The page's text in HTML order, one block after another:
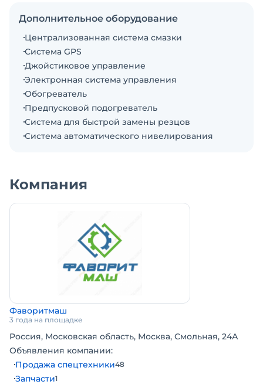
Дополнительное оборудование
Централизованная система смазки
Система GPS
Джойстиковое управление
Электронная система управления
Обогреватель
Предпусковой подогреватель
Система для быстрой замены резцов
Система автоматического нивелирования
Компания
Фаворитмаш
3 года на площадке
Россия, Московская область, Москва, Смольная, 24А
Объявления компании:
Продажа спецтехники48
Запчасти1